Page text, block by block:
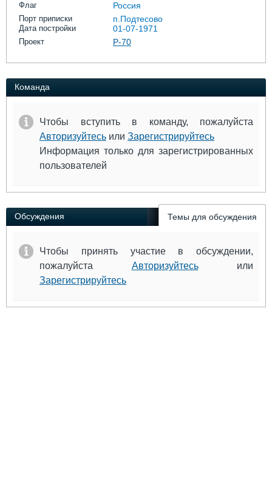
Флаг Россия
Порт приписки п.Подтесово
Дата постройки 01-07-1971
Проект Р-70
Команда
Чтобы вступить в команду, пожалуйста
Авторизуйтесь или Зарегистрируйтесь
Информация только для зарегистрированных
пользователей
Обсуждения Темы для обсуждения
Чтобы принять участие в обсуждении,
пожалуйста Авторизуйтесьили
Зарегистрируйтесь